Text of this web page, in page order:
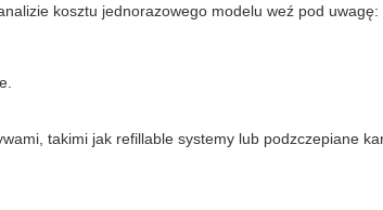
kosztu jednorazowego modelu weź pod uwagę:
takimi jak refillable systemy lub podzczepiane